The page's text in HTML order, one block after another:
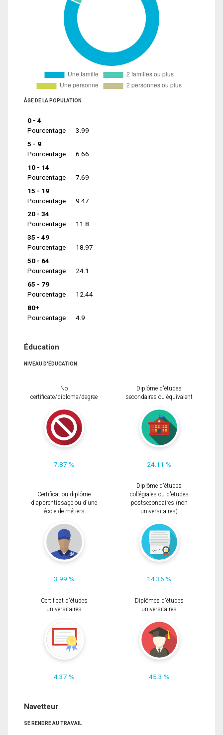
ÂGE DE LA POPULATION
0 - 4
Pourcentage
3.99
5 - 9
Pourcentage
6.66
10 - 14
Pourcentage
7.69
15 - 19
Pourcentage
9.47
20 - 34
Pourcentage
11.8
35 - 49
Pourcentage
18.97
50 - 64
Pourcentage
24.1
65 - 79
Pourcentage
12.44
80+
Pourcentage
4.9
Éducation
NIVEAU D'ÉDUCATION
No
certificate/diploma/degree
7.87 %
Diplôme d'études
secondaires ou équivalent
24.11 %
Certificat ou diplôme
d'apprentissage ou d'une
école de métiers
3.99 %
Diplôme d'études
collégiales ou d'études
postsecondaires (non
universitaires)
14.36 %
Certificat d'études
universitaires
4.37 %
Diplômes d'études
universitaires
45.3 %
Navetteur
SE RENDRE AU TRAVAIL